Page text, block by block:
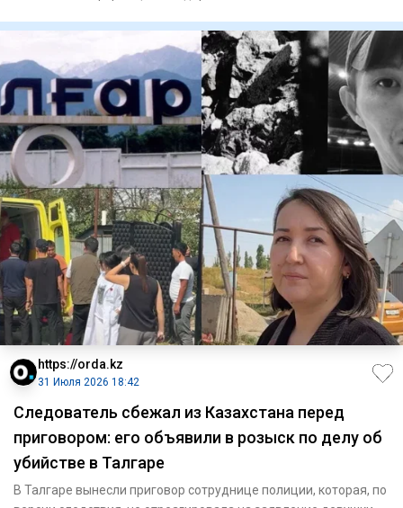
https://orda.kz
31 Июля 2026 18:42
Следователь сбежал из Казахстана перед
приговором: его объявили в розыск по делу об
убийстве в Талгаре
В Талгаре вынесли приговор сотруднице полиции, которая, по